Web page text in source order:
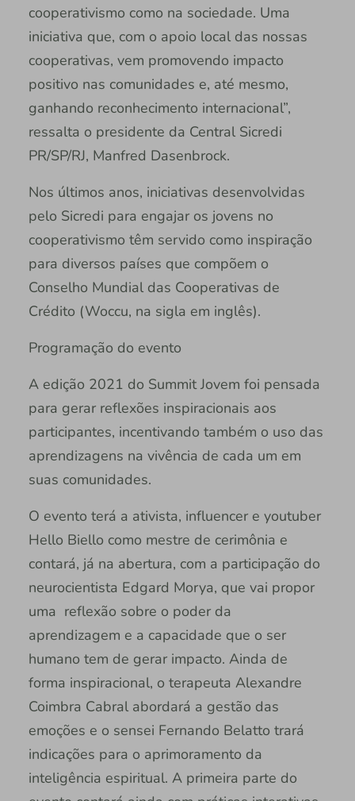
cooperativismo como na sociedade. Uma
iniciativa que, com o apoio local das nossas
cooperativas, vem promovendo impacto
positivo nas comunidades e, até mesmo,
ganhando reconhecimento internacional”,
ressalta o presidente da Central Sicredi
PR/SP/RJ, Manfred Dasenbrock.
Nos últimos anos, iniciativas desenvolvidas
pelo Sicredi para engajar os jovens no
cooperativismo têm servido como inspiração
para diversos países que compõem o
Conselho Mundial das Cooperativas de
Crédito (Woccu, na sigla em inglês).
Programação do evento
A edição 2021 do Summit Jovem foi pensada
para gerar reflexões inspiracionais aos
participantes, incentivando também o uso das
aprendizagens na vivência de cada um em
suas comunidades.
O evento terá a ativista, influencer e youtuber
Hello Biello como mestre de cerimônia e
contará, já na abertura, com a participação do
neurocientista Edgard Morya, que vai propor
uma reflexão sobre o poder da
aprendizagem e a capacidade que o ser
humano tem de gerar impacto. Ainda de
forma inspiracional, o terapeuta Alexandre
Coimbra Cabral abordará a gestão das
emoções e o sensei Fernando Belatto trará
indicações para o aprimoramento da
inteligência espiritual. A primeira parte do